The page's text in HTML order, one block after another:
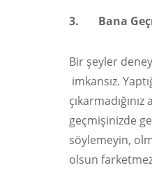
3. Bana
Bir şeyler
imkansız.
geçmişinizde
söylemeyin,
olsun